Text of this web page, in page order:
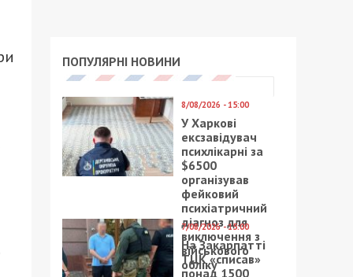
ПОПУЛЯРНІ НОВИНИ
8/08/2026 - 15:00
У Харкові
ексзавідувач
психлікарні за
$6500
організував
фейковий
психіатричний
діагноз для
виключення з
військового
обліку
7/08/2026 - 15:00
На Закарпатті
ТЦК «списав»
понад 1500